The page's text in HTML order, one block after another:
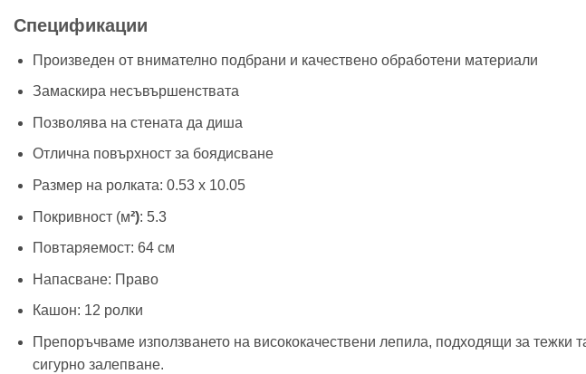
Спецификации
Произведен от внимателно подбрани и качествено обработени материали
Замаскира несъвършенствата
Позволява на стената да диша
Отлична повърхност за боядисване
Размер на ролката: 0.53 х 10.05
Покривност (м²): 5.3
Повтаряемост: 64 см
Напасване: Право
Кашон: 12 ролки
Препоръчваме използването на висококачествени лепила, подходящи за тежки
сигурно залепване.